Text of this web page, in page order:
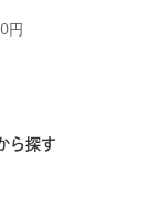
円
ら探す